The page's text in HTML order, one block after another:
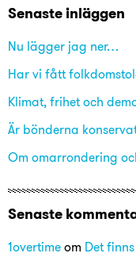
Senaste inläggen
Nu lägger jag ner…
Har vi fått
Klimat, frihet och
Är bönderna
Om omarrondering
Senaste
1overtime om Det